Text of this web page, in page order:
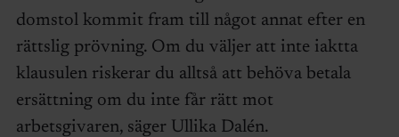
domstol kommit fram till något annat efter en
rättslig prövning. Om du väljer att inte iaktta
klausulen riskerar du alltså att behöva betala
ersättning om du inte får rätt mot
arbetsgivaren, säger Ullika Dalén.